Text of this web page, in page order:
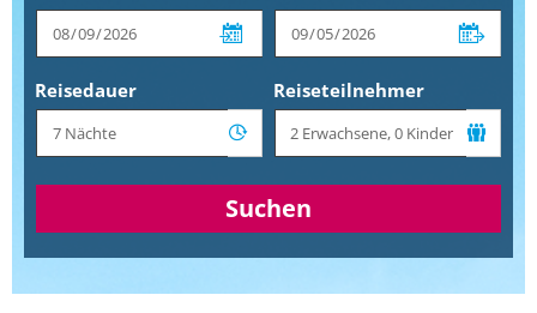
Reisedauer Reiseteilnehmer
Suchen